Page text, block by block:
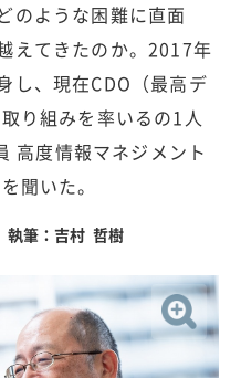
のような困難に直面
えてきたのか。2017年
し、現在CDO（最高デ
り組みを率いるの1人
高度情報マネジメント
聞いた。
執筆：吉村 哲樹